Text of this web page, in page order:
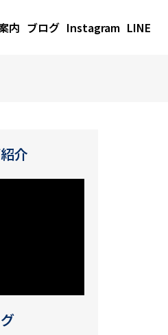
内 ブログ Instagram LINE
介